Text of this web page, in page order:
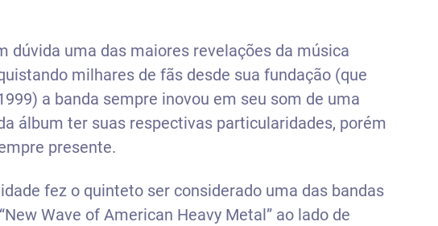
dúvida uma das maiores revelações da música
milhares de fãs desde sua fundação (que
a banda sempre inovou em seu som de uma
álbum ter suas respectivas particularidades, porém
presente.
fez o quinteto ser considerado uma das bandas
Wave of American Heavy Metal” ao lado de